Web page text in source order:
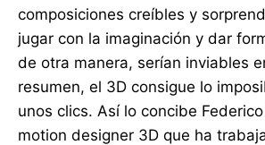
composiciones creíbles y
jugar con la imaginación y dar
de otra manera, serían inviables
resumen, el 3D consigue lo
unos clics. Así lo concibe
motion designer 3D que ha